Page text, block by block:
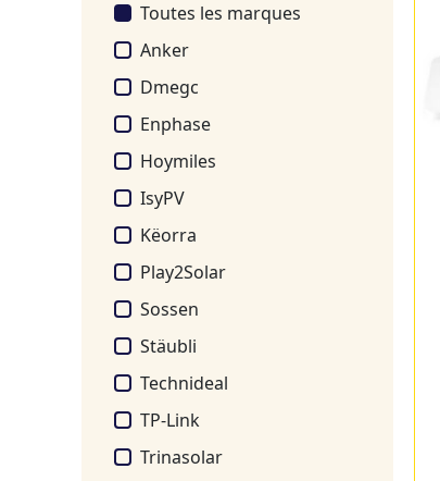
Toutes les marques
Anker
Dmegc
Enphase
Hoymiles
IsyPV
Këorra
Play2Solar
Sossen
Stäubli
Technideal
TP-Link
Trinasolar